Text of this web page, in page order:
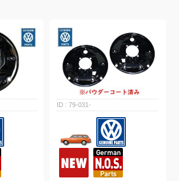
79-031-